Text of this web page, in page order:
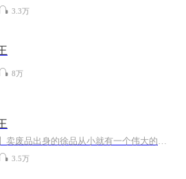
3.3万
8万
【内容简介】卖废品出身的徐品从小就有一个伟大的梦想：做破烂王，把超级废品站开到外星球上去；拥有了超能系统后，徐品又多了一个理想：开全世界最强大的公司，让全世界的老板都来为我打工。【作者/主播简介】作者：阿凝，网络小说作家。主播：小花电台【...
3.5万